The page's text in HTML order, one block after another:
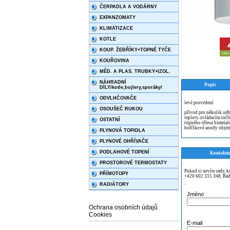
ČERPADLA A VODÁRNY
EXPANZOMATY
KLIMATIZACE
KOTLE
KOUP. ŽEBŘÍKY+TOPNÉ TYČE
KOUŘOVINA
MĚD. A PLAS. TRUBKY+IZOL.
NÁHRADNÍ
DÍLY/kotle,bojlery,sporáky/
ODVLHČOVAČE
OSOUŠEČ RUKOU
OSTATNÍ
PLYNOVÁ TOPIDLA
PLYNOVÉ OHŘÍVAČE
PODLAHOVÉ TOPENÍ
PROSTOROVÉ TERMOSTATY
PŘÍMOTOPY
RADIÁTORY
Ochrana osobních údajů
Cookies
Popis
levé provedení
přívod pro několik
teploty ovládacím
topného tělesa
hořčíkové anody
Pokud si nevíte rady,
+420 602 315 348.
¨
Jméno
E-mail